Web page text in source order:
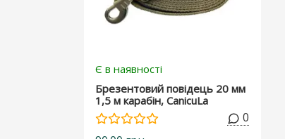
Є в наявності
Брезентовий повідець 20 мм
1,5 м карабін, CanicuLa
0